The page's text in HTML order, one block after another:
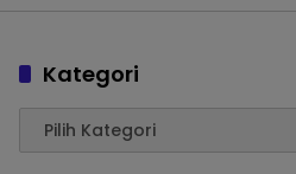
Kategori